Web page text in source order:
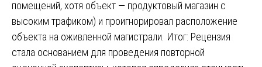
помещений, хотя объект — продуктовый магазин с
высоким трафиком) и проигнорировал расположение
объекта на оживленной магистрали. Итог: Рецензия
стала основанием для проведения повторной